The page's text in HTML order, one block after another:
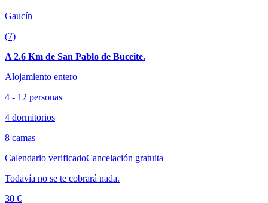
Gaucín
(7)
A 2.6 Km de San Pablo de Buceite.
Alojamiento entero
4 - 12 personas
4 dormitorios
8 camas
Calendario verificadoCancelación gratuita
Todavía no se te cobrará nada.
30 €